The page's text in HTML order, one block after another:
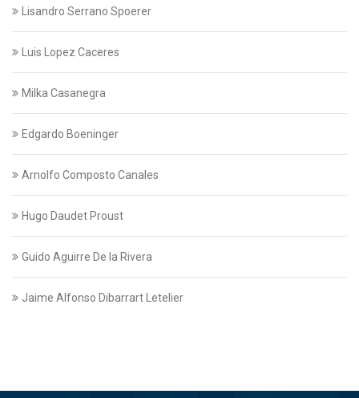
Lisandro Serrano Spoerer
Luis Lopez Caceres
Milka Casanegra
Edgardo Boeninger
Arnolfo Composto Canales
Hugo Daudet Proust
Guido Aguirre De la Rivera
Jaime Alfonso Dibarrart Letelier